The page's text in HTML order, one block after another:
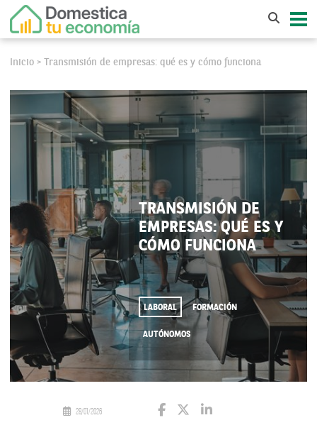
Inicio > Transmisión de empresas: qué es y cómo funciona
TRANSMISIÓN DE
EMPRESAS: QUÉ ES Y
CÓMO FUNCIONA
LABORAL FORMACIÓN
AUTÓNOMOS
28/01/2026